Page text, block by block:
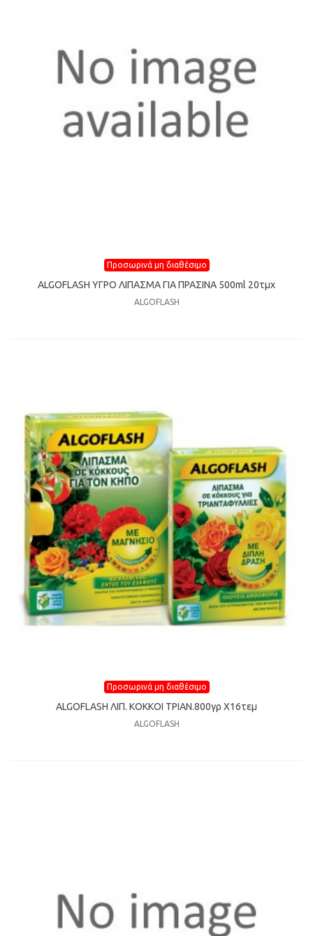
Προσωρινά μη διαθέσιμο
ALGOFLASH YΓΡΟ ΛΙΠΑΣΜΑ ΓIA ΠPAΣINA 500ml 20τμχ
ALGOFLASH
Προσωρινά μη διαθέσιμο
ALGOFLASH ΛΙΠ. KOKΚOI TPIAN.800γρ Χ16τεμ
ALGOFLASH